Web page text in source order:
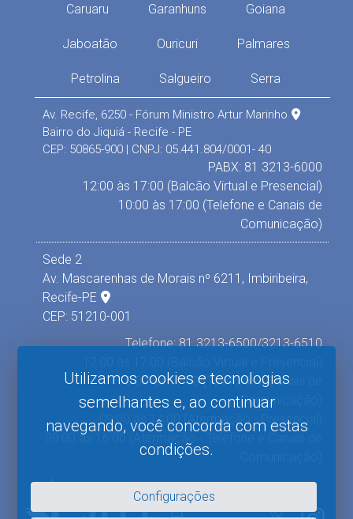
Caruaru Garanhuns Goiana
Jaboatão Ouricuri Palmares
Petrolina Salgueiro Serra
Av. Recife, 6250 - Fórum Ministro Artur Marinho
Bairro do Jiquiá - Recife - PE
CEP: 50865-900 | CNPJ: 05.441.804/0001- 40
PABX: 81 3213-6000
12:00 às 17:00 (Balcão Virtual e Presencial)
10:00 às 17:00 (Telefone e Canais de
Comunicação)
Sede 2
Av. Mascarenhas de Morais nº 6211, Imbiribeira,
Recife-PE
CEP: 51210-001
Telefone: 81 3213-6500/3213-6510
10:00 às 17:00 (Telefone e Canais de
Comunicação)
09:00 às 14:00 (Atermação - Presencial)
09:00 às 16:00 (Atermação - Telefone e Canais de
Utilizamos cookies e tecnologias
semelhantes e, ao continuar
navegando, você concorda com estas
condições.
Configurações